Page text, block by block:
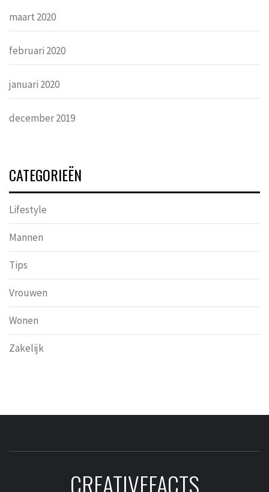
maart 2020
februari 2020
januari 2020
december 2019
CATEGORIEËN
Lifestyle
Mannen
Tips
Vrouwen
Wonen
Zakelijk
CREATIVEFACTS